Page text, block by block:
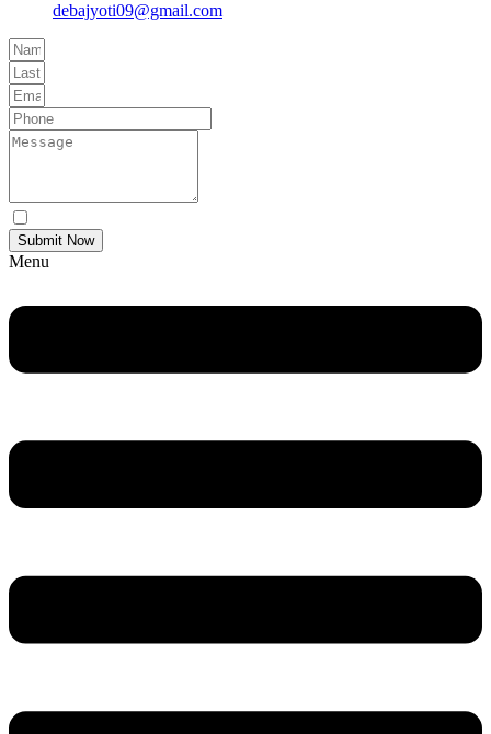
debajyoti09@gmail.com
Submit Now
Menu